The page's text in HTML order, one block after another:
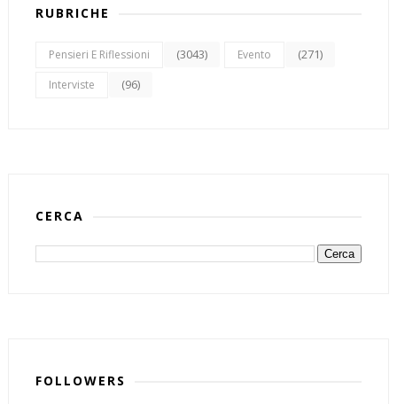
RUBRICHE
Pensieri E Riflessioni (3043) Evento (271)
Interviste (96)
CERCA
FOLLOWERS